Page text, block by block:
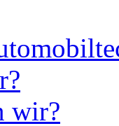
wir?